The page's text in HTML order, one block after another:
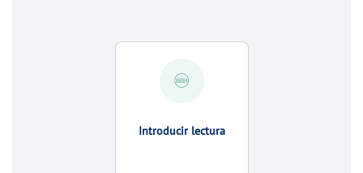
Introducir lectura